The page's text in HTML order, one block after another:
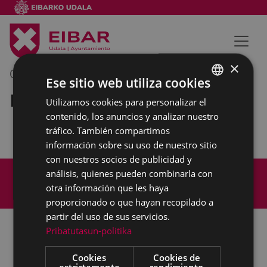
01/04/2022
Reunión interna municipal
Aviso legal
Política de cookies
Accesibilidad
BASQUE
SPANISH
×
Ese sitio web utiliza cookies
Utilizamos cookies para personalizar el
contenido, los anuncios y analizar nuestro
tráfico. También compartimos
información sobre su uso de nuestro sitio
con nuestros socios de publicidad y
análisis, quienes pueden combinarla con
otra información que les haya
proporcionado o que hayan recopilado a
partir del uso de sus servicios.
Pribatutasun-politika
Cookies
Cookies de